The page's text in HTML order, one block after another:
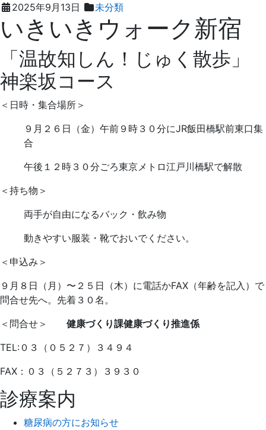
2025年9月13日
未分類2025
9
月
13
え
た
歯
科
いきいきウォーク新宿
「温故知しん！じゅく散歩」
神楽坂コース
＜日時・集合場所＞
９月２６日（金）午前９時３０分にJR飯田橋駅前東口集
合
午後１２時３０分ごろ東京メトロ江戸川橋駅で解散
＜持ち物＞
両手が自由になるバック・飲み物
動きやすい服装・靴でおいでください。
＜申込み＞
９月８日（月）〜２５日（木）に電話かFAX（年齢を記入）で
問合せ先へ。先着３０名。
＜問合せ＞
健康づくり課健康づくり推進係
TEL:０３（０５２７）３４９４
FAX：０３（５２７３）３９３０
診療案内
糖尿病の方にお知らせ